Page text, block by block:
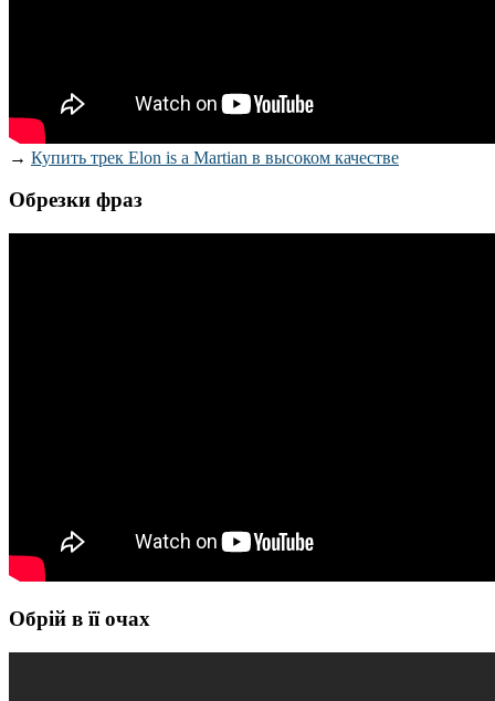
→ Купить трек Elon is a Martian в высоком качестве
Обрезки фраз
Обрій в її очах